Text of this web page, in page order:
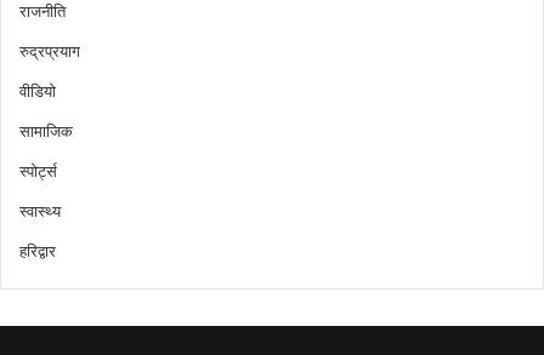
राजनीति
रुद्रप्रयाग
वीडियो
सामाजिक
स्पोर्ट्स
स्वास्थ्य
हरिद्वार